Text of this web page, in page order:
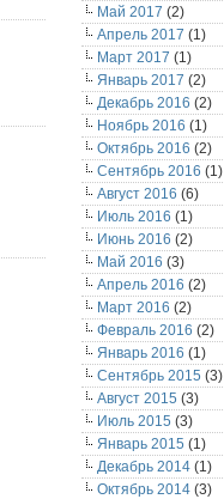
Май 2017 (2)
Апрель 2017 (1)
Март 2017 (1)
Январь 2017 (2)
Декабрь 2016 (2)
Ноябрь 2016 (1)
Октябрь 2016 (2)
Сентябрь 2016 (1)
Август 2016 (6)
Июль 2016 (1)
Июнь 2016 (2)
Май 2016 (3)
Апрель 2016 (2)
Март 2016 (2)
Февраль 2016 (2)
Январь 2016 (1)
Сентябрь 2015 (3)
Август 2015 (3)
Июль 2015 (3)
Январь 2015 (1)
Декабрь 2014 (1)
Октябрь 2014 (3)